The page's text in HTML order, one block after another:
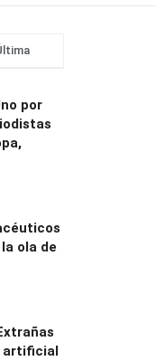
por
ola de
artificial